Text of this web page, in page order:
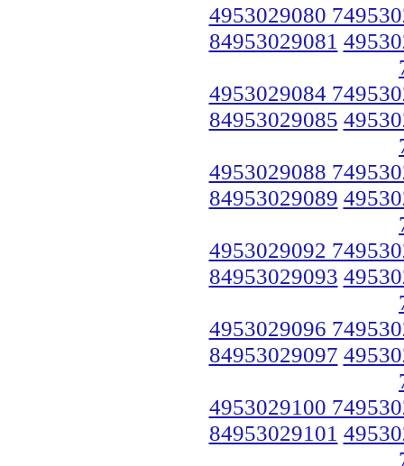
4953029080
84953029081
4953029084
84953029085
4953029088
84953029089
4953029092
84953029093
4953029096
84953029097
4953029100
84953029101